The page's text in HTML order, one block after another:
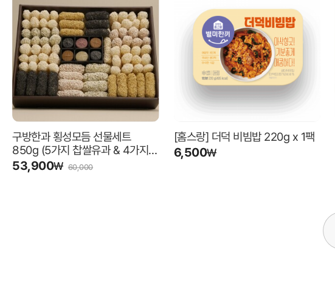
구방한과 횡성모듬 선물세트
850g (5가지 찹쌀유과 & 4가지
다식 & 보자기 포장)
53,900₩ 60,000
[홈스랑] 더덕 비빔밥 220g x 1팩
6,500₩